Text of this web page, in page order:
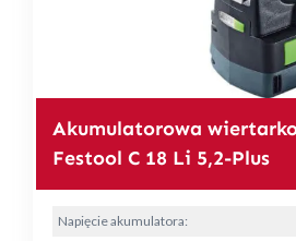
Akumulatorowa
Festool C 18 Li 5,2-Plus
Napięcie akumulatora: